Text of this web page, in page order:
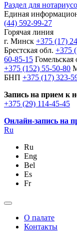
Раздел для
Единая
(44) 592-99-27
Горячая линия
г. Минск +375 (17)
Брестская обл. +375
60-85-15 Гомельская
+375 (152) 55-50-80
БНП +375 (17) 323-
Запись на прием к
+375 (29) 114-45-45
Онлайн-запись на
Ru
Ru
Eng
Bel
Es
Fr
О палате
Контакты